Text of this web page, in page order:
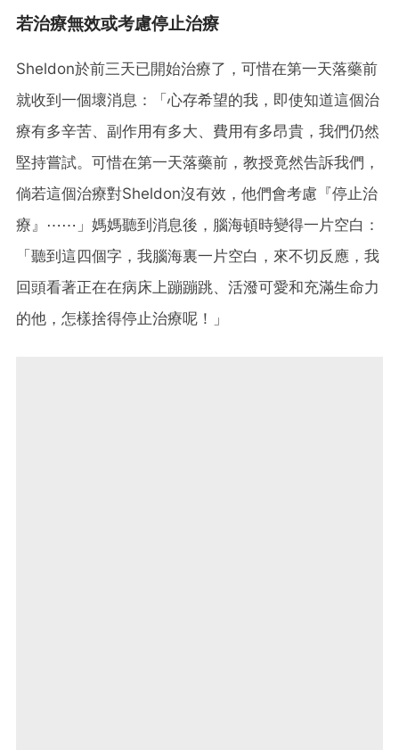
若治療無效或考慮停止治療
Sheldon於前三天已開始治療了，可惜在第一天落藥前
就收到一個壞消息：「心存希望的我，即使知道這個治
療有多辛苦、副作用有多大、費用有多昂貴，我們仍然
堅持嘗試。可惜在第一天落藥前，教授竟然告訴我們，
倘若這個治療對Sheldon沒有效，他們會考慮『停止治
療』⋯⋯」媽媽聽到消息後，腦海頓時變得一片空白：
「聽到這四個字，我腦海裏一片空白，來不切反應，我
回頭看著正在在病床上蹦蹦跳、活潑可愛和充滿生命力
的他，怎樣捨得停止治療呢！」